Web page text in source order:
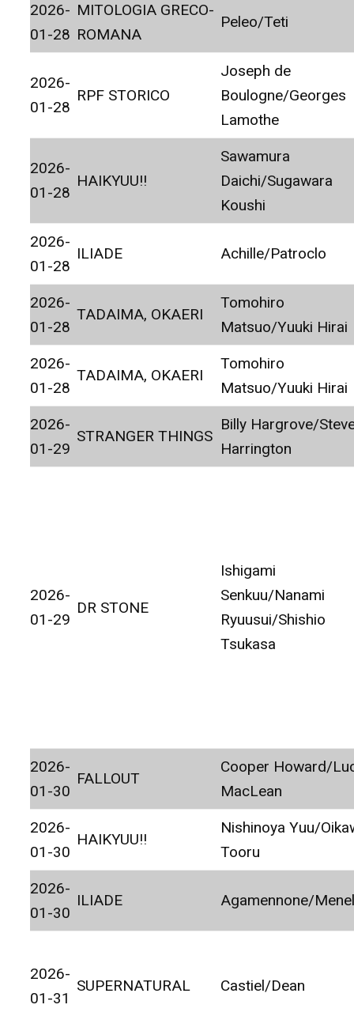
2026-
01-28
MITOLOGIA GRECO-
ROMANA
Peleo/Teti
2026-
01-28
RPF STORICO
Joseph de
Boulogne/Georges
Lamothe
2026-
01-28
HAIKYUU!!
Sawamura
Daichi/Sugawara
Koushi
2026-
01-28
ILIADE Achille/Patroclo
2026-
01-28
TADAIMA, OKAERI
Tomohiro
Matsuo/Yuuki Hirai
2026-
01-28
TADAIMA, OKAERI
Tomohiro
Matsuo/Yuuki Hirai
2026-
01-29
STRANGER THINGS
Billy Hargrove/
Harrington
2026-
01-29
DR STONE
Ishigami
Senkuu/Nanami
Ryuusui/Shishio
Tsukasa
2026-
01-30
FALLOUT
Cooper Howard/
MacLean
2026-
01-30
HAIKYUU!!
Nishinoya Yuu/
Tooru
2026-
01-30
ILIADE Agamennone/
2026-
01-31
SUPERNATURAL Castiel/Dean